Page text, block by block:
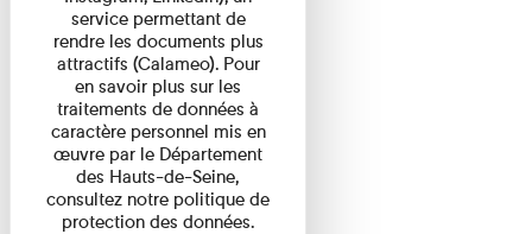
service permettant de
rendre les documents plus
attractifs (Calameo). Pour
en savoir plus sur les
traitements de données à
caractère personnel mis en
œuvre par le Département
des Hauts-de-Seine,
consultez notre politique de
protection des données.